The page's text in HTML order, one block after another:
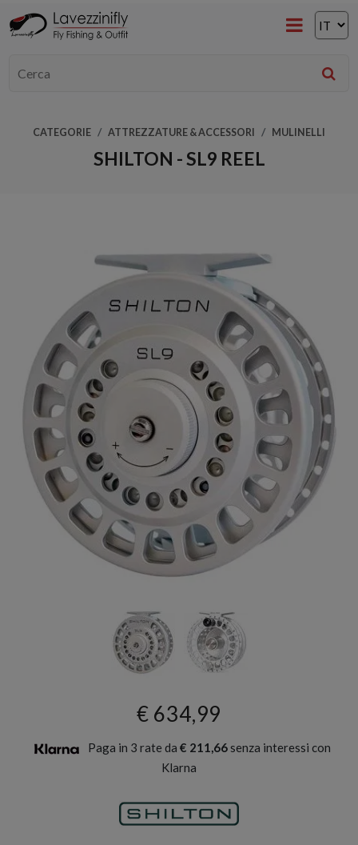
CATEGORIE ATTREZZATURE & ACCESSORI MULINELLI
SHILTON - SL9 REEL
€ 634,99
Paga in 3 rate da € 211,66senza interessi con
Klarna